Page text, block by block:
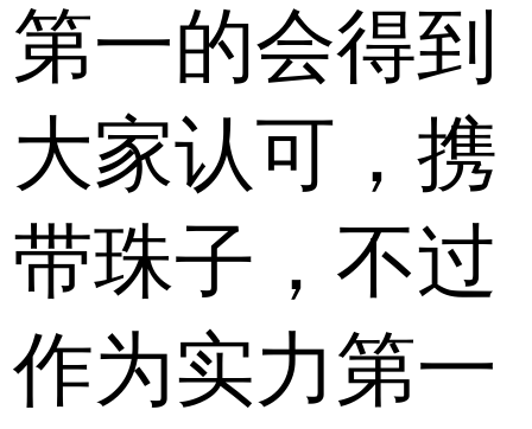
第一的会得到
大家认可，携
带珠子，不过
作为实力第一